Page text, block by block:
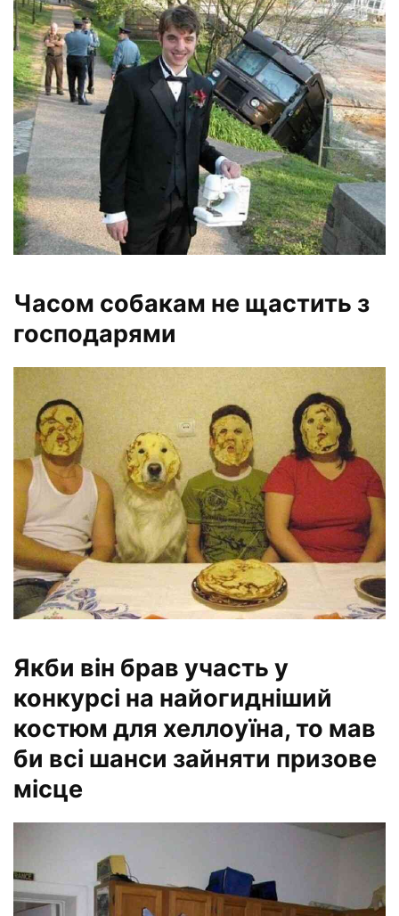
Часом собакам не щастить з
господарями
Якби він брав участь у
конкурсі на найогидніший
костюм для хеллоуїна, то мав
би всі шанси зайняти призове
місце